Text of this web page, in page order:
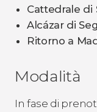
Cattedrale di
Alcázar di
Ritorno a
Modalità
In fase di